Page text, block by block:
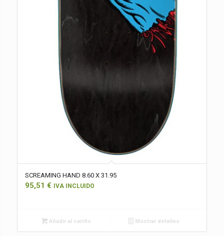
SCREAMING HAND 8.60 X 31.95
95,51 € IVA INCLUIDO
Añadir al carrito Mostrar detalles